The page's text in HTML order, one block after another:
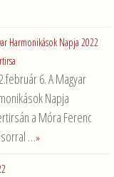
Harmonikások Napja 2022
6. A Magyar
Napja
a Móra Ferenc
…»